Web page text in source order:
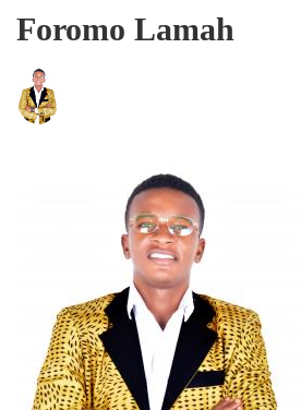
Foromo Lamah